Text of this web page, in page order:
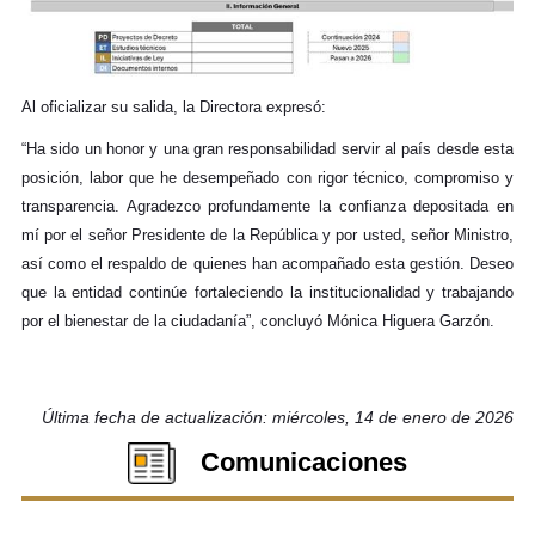
Al oficializar su salida, la Directora expresó:
“Ha sido un honor y una gran responsabilidad servir al país desde esta
posición, labor que he desempeñado con rigor técnico, compromiso y
transparencia. Agradezco profundamente la confianza depositada en
mí por el señor Presidente de la República y por usted, señor Ministro,
así como el respaldo de quienes han acompañado esta gestión. Deseo
que la entidad continúe fortaleciendo la institucionalidad y trabajando
por el bienestar de la ciudadanía”, concluyó Mónica Higuera Garzón.
Última fecha de actualización: miércoles, 14 de enero de 2026
Comunicaciones